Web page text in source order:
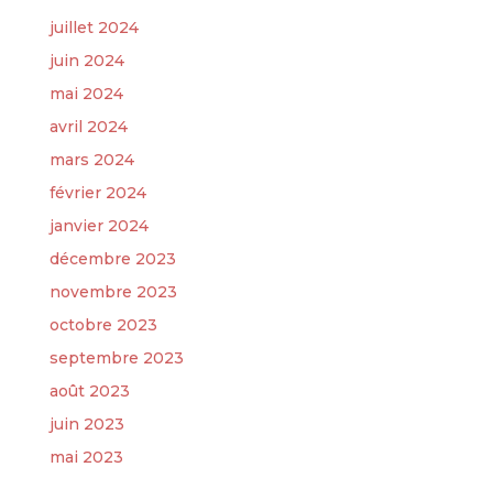
juillet 2024
juin 2024
mai 2024
avril 2024
mars 2024
février 2024
janvier 2024
décembre 2023
novembre 2023
octobre 2023
septembre 2023
août 2023
juin 2023
mai 2023